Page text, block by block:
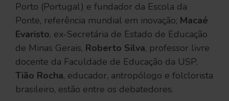
Porto (Portugal) e fundador da Escola da
Ponte, referência mundial em inovação; Macaé
Evaristo, ex-Secretária de Estado de Educação
de Minas Gerais, Roberto Silva, professor livre
docente da Faculdade de Educação da USP,
Tião Rocha, educador, antropólogo e folclorista
brasileiro, estão entre os debatedores.